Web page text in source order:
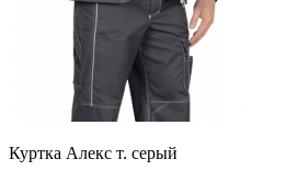
Куртка Алекс т. серый